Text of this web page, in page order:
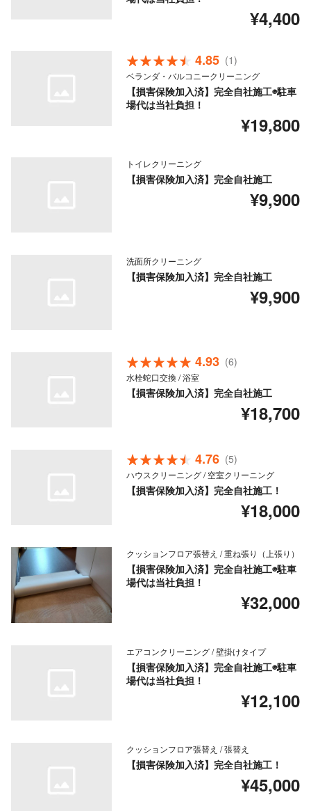
¥4,400
4.85 (1)
ベランダ・バルコニークリーニング
【損害保険加入済】完全自社施工◉駐車
場代は当社負担！
¥19,800
トイレクリーニング
【損害保険加入済】完全自社施工
¥9,900
洗面所クリーニング
【損害保険加入済】完全自社施工
¥9,900
4.93 (6)
水栓蛇口交換 / 浴室
【損害保険加入済】完全自社施工
¥18,700
4.76 (5)
ハウスクリーニング / 空室クリーニング
【損害保険加入済】完全自社施工！
¥18,000
クッションフロア張替え / 重ね張り（上張り）
【損害保険加入済】完全自社施工◉駐車
場代は当社負担！
¥32,000
エアコンクリーニング / 壁掛けタイプ
【損害保険加入済】完全自社施工◉駐車
場代は当社負担！
¥12,100
クッションフロア張替え / 張替え
【損害保険加入済】完全自社施工！
¥45,000